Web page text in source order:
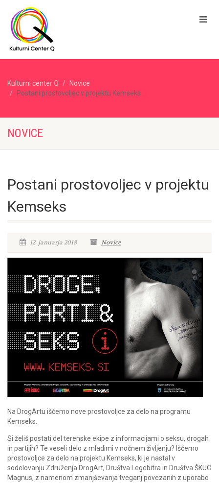
Kulturni center Q
Novice
Postani prostovoljec v projektu Kemseks
NOVICE
Postani prostovoljec v projektu
Kemseks
12. januarja 2018 Novice
Na DrogArtu iščemo nove prostovoljce za delo na programu
Kemseks.
Si želiš postati del terenske ekipe z informacijami o seksu, drogah
in partijih? Te veseli delo z mladimi v nočnem življenju? Iščemo
prostovoljce za delo na projektu Kemseks, ki je nastal v
sodelovanju Združenja DrogArt, Društva Legebitra in Društva ŠKUC
Magnus, z namenom zmanjševanja tveganj povezanih z uporabo